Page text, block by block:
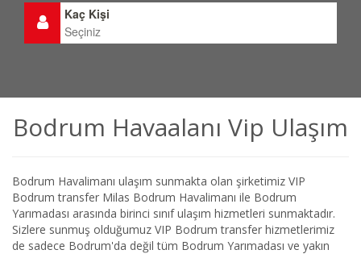
HakkımızdaKaç Kişi
Bodrum Havaalanı Vip Ulaşım
Bodrum Havalimanı ulaşım sunmakta olan şirketimiz VIP
Bodrum transfer Milas Bodrum Havalimanı ile Bodrum
Yarımadası arasında birinci sınıf ulaşım hizmetleri sunmaktadır.
Sizlere sunmuş olduğumuz VIP Bodrum transfer hizmetlerimiz
de sadece Bodrum'da değil tüm Bodrum Yarımadası ve yakın